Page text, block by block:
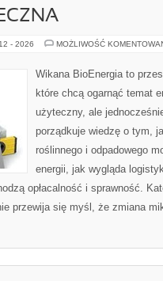
- 2026 MOŻLIWOŚĆ
Wikana BioEnergia to
które chcą ogarnąć temat
użyteczny, ale
porządkuje wiedzę o tym,
roślinnego i odpadowego
energii, jak wygląda
opłacalność i sprawność.
przewija się myśl, że zmiana